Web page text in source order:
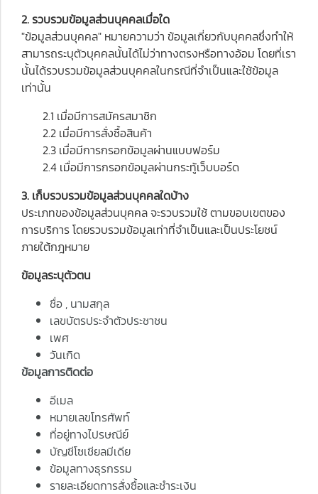
2. รวบรวมข้อมูลส่วนบุคคลเมื่อใด
"ข้อมูลส่วนบุคคล" หมายความว่า ข้อมูลเกี่ยวกับบุคคลซึ่งทำให้
สามารถระบุตัวบุคคลนั้นได้ไม่ว่าทางตรงหรือทางอ้อม โดยที่เรา
นั้นได้รวบรวมข้อมูลส่วนบุคคลในกรณีที่จำเป็นและใช้ข้อมูล
เท่านั้น
2.1 เมื่อมีการสมัครสมาชิก
2.2 เมื่อมีการสั่งซื้อสินค้า
2.3 เมื่อมีการกรอกข้อมูลผ่านแบบฟอร์ม
2.4 เมื่อมีการกรอกข้อมูลผ่านกระทู้เว็บบอร์ด
3. เก็บรวบรวมข้อมูลส่วนบุคคลใดบ้าง
ประเภทของข้อมูลส่วนบุคคล จะรวบรวมใช้ ตามขอบเขตของ
การบริการ โดยรวบรวมข้อมูลเท่าที่จำเป็นและเป็นประโยชน์
ภายใต้กฎหมาย
ข้อมูลระบุตัวตน
ชื่อ , นามสกุล
เลขบัตรประจำตัวประชาชน
เพศ
วันเกิด
ข้อมูลการติดต่อ
อีเมล
หมายเลขโทรศัพท์
ที่อยู่ทางไปรษณีย์
บัญชีโซเชียลมีเดีย
ข้อมูลทางธุรกรรม
รายละเอียดการสั่งซื้อและชำระเงิน